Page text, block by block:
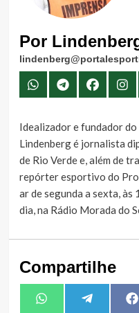
Por
Idealizador e fundador do
Lindenberg é jornalista
de Rio Verde e, além de
repórter esportivo do
ar de segunda a sexta, às
dia, na Rádio Morada do
Compartilhe
Share
WhatsAppShare
Telegram